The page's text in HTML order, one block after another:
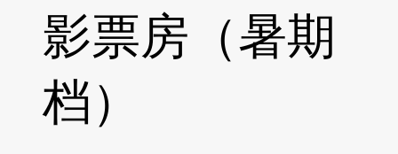
影票房（暑期
档）